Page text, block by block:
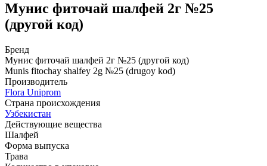
Мунис фиточай шалфей 2г №25
(другой код)
Бренд
Мунис фиточай шалфей 2г №25 (другой код)
Munis fitochay shalfey 2g №25 (drugoy kod)
Производитель
Flora Uniprom
Страна происхождения
Узбекистан
Действующие вещества
Шалфей
Форма выпуска
Трава